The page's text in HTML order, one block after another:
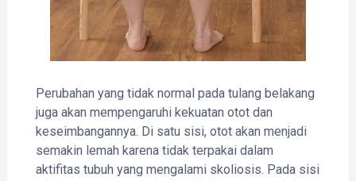
Perubahan yang tidak normal pada tulang belakang
juga akan mempengaruhi kekuatan otot dan
keseimbangannya. Di satu sisi, otot akan menjadi
semakin lemah karena tidak terpakai dalam
aktifitas tubuh yang mengalami skoliosis. Pada sisi